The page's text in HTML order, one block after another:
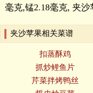
毫克,锰2.18毫克, 夹
夹沙苹果相关菜谱
扣蒸酥鸡
抓炒鲤鱼片
芹菜拌烤鸭丝